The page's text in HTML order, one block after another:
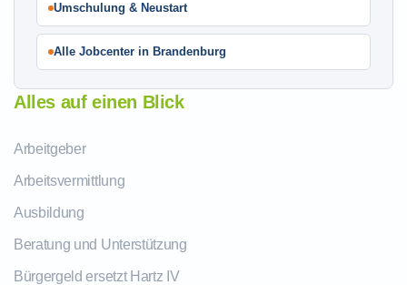
Umschulung & Neustart
Alle Jobcenter in Brandenburg
Alles auf einen Blick
Arbeitgeber
Arbeitsvermittlung
Ausbildung
Beratung und Unterstützung
Bürgergeld ersetzt Hartz IV